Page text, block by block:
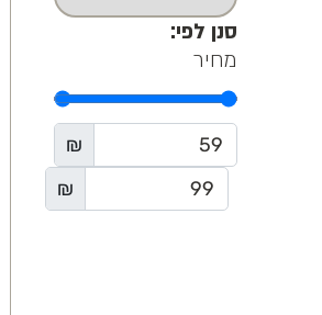
סנן לפי:
מחיר
₪
₪